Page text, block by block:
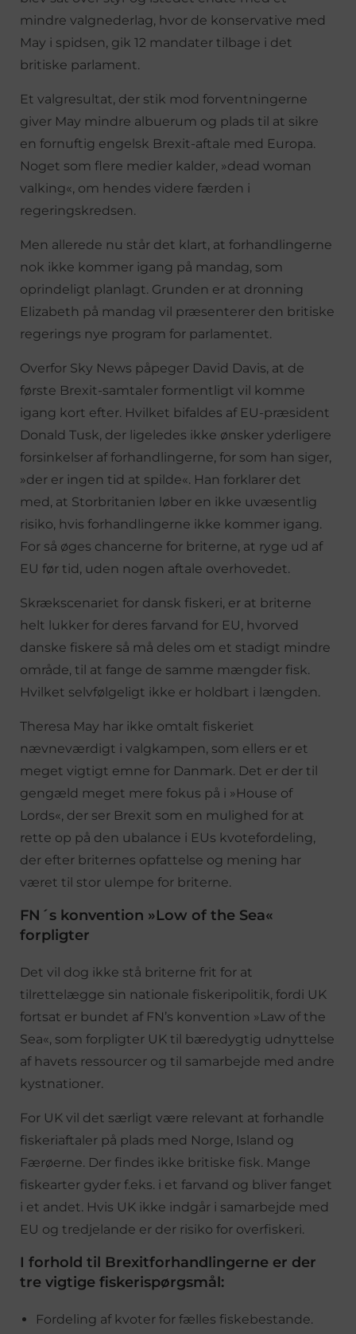
mindre valgnederlag, hvor de konservative med
May i spidsen, gik 12 mandater tilbage i det
britiske parlament.
Et valgresultat, der stik mod forventningerne
giver May mindre albuerum og plads til at sikre
en fornuftig engelsk Brexit-aftale med Europa.
Noget som flere medier kalder, »dead woman
valking«, om hendes videre færden i
regeringskredsen.
Men allerede nu står det klart, at forhandlingerne
nok ikke kommer igang på mandag, som
oprindeligt planlagt. Grunden er at dronning
Elizabeth på mandag vil præsenterer den britiske
regerings nye program for parlamentet.
Overfor Sky News påpeger David Davis, at de
første Brexit-samtaler formentligt vil komme
igang kort efter. Hvilket bifaldes af EU-præsident
Donald Tusk, der ligeledes ikke ønsker yderligere
forsinkelser af forhandlingerne, for som han siger,
»der er ingen tid at spilde«. Han forklarer det
med, at Storbritanien løber en ikke uvæsentlig
risiko, hvis forhandlingerne ikke kommer igang.
For så øges chancerne for briterne, at ryge ud af
EU før tid, uden nogen aftale overhovedet.
Skrækscenariet for dansk fiskeri, er at briterne
helt lukker for deres farvand for EU, hvorved
danske fiskere så må deles om et stadigt mindre
område, til at fange de samme mængder fisk.
Hvilket selvfølgeligt ikke er holdbart i længden.
Theresa May har ikke omtalt fiskeriet
nævneværdigt i valgkampen, som ellers er et
meget vigtigt emne for Danmark. Det er der til
gengæld meget mere fokus på i »House of
Lords«, der ser Brexit som en mulighed for at
rette op på den ubalance i EUs kvotefordeling,
der efter briternes opfattelse og mening har
været til stor ulempe for briterne.
FN´s konvention »Low of the Sea«
forpligter
Det vil dog ikke stå briterne frit for at
tilrettelægge sin nationale fiskeripolitik, fordi UK
fortsat er bundet af FN’s konvention »Law of the
Sea«, som forpligter UK til bæredygtig udnyttelse
af havets ressourcer og til samarbejde med andre
kystnationer.
For UK vil det særligt være relevant at forhandle
fiskeriaftaler på plads med Norge, Island og
Færøerne. Der findes ikke britiske fisk. Mange
fiskearter gyder f.eks. i et farvand og bliver fanget
i et andet. Hvis UK ikke indgår i samarbejde med
EU og tredjelande er der risiko for overfiskeri.
I forhold til Brexitforhandlingerne er der
tre vigtige fiskerispørgsmål:
Fordeling af kvoter for fælles fiskebestande.